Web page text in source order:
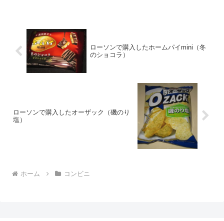
ローソンで購入したホームパイmini（冬
のショコラ）
ローソンで購入したオーザック（磯のり
塩）
ホーム コンビニ